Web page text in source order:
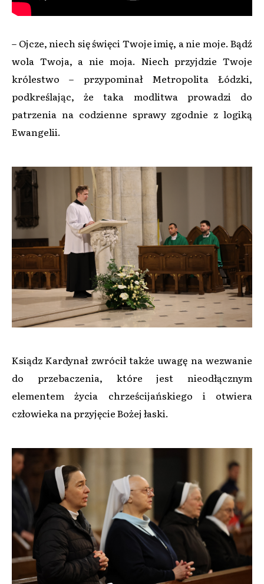
– Ojcze, niech się święci Twoje imię, a nie moje. Bądź
wola Twoja, a nie moja. Niech przyjdzie Twoje
królestwo – przypominał Metropolita Łódzki,
podkreślając, że taka modlitwa prowadzi do
patrzenia na codzienne sprawy zgodnie z logiką
Ewangelii.
Ksiądz Kardynał zwrócił także uwagę na wezwanie
do przebaczenia, które jest nieodłącznym
elementem życia chrześcijańskiego i otwiera
człowieka na przyjęcie Bożej łaski.